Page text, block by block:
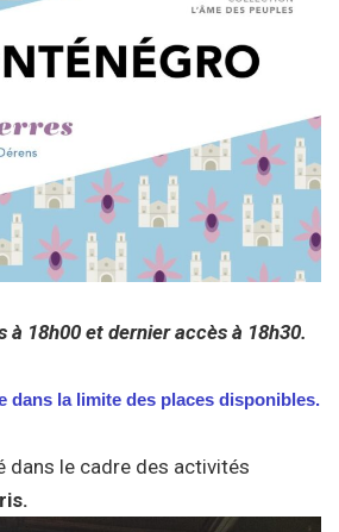
à 18h00 et dernier accès à 18h30.
dans la limite des places disponibles.
dans le cadre des activités